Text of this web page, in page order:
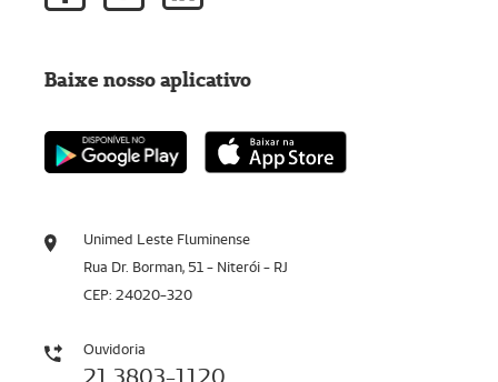
Unimed Leste Fluminense
Rua Dr. Borman, 51 - Niterói - RJ
CEP: 24020-320
Ouvidoria
Baixe nosso aplicativo